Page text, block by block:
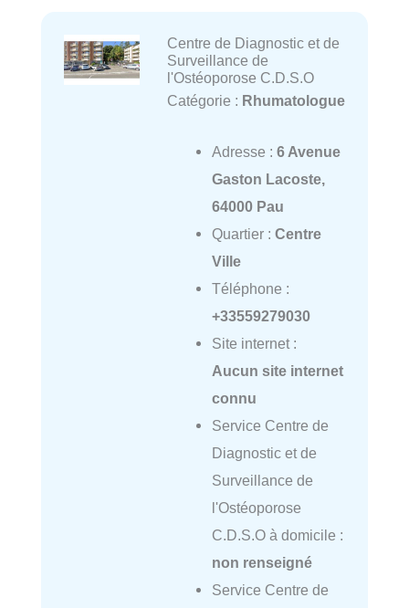
Centre de Diagnostic et de
Surveillance de
l'Ostéoporose C.D.S.O
Catégorie : Rhumatologue
Adresse : 6 Avenue
Gaston Lacoste,
64000 Pau
Quartier : Centre
Ville
Téléphone :
+33559279030
Site internet :
Aucun site internet
connu
Service Centre de
Diagnostic et de
Surveillance de
l'Ostéoporose
C.D.S.O à domicile :
non renseigné
Service Centre de